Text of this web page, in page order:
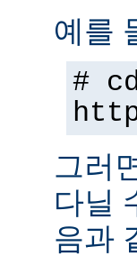
예를
#
그러
다닐
음과